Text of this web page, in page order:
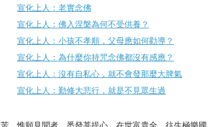
宣化上人：老實念佛
宣化上人：佛入涅槃為何不受供養？
宣化上人：小孩不孝順，父母應如何勸導？
宣化上人：為什麼你持咒念佛都沒有感應？
宣化上人：沒有自私心，就不會發那麼大脾氣
宣化上人：勤修大悲行，就是不見眾生過